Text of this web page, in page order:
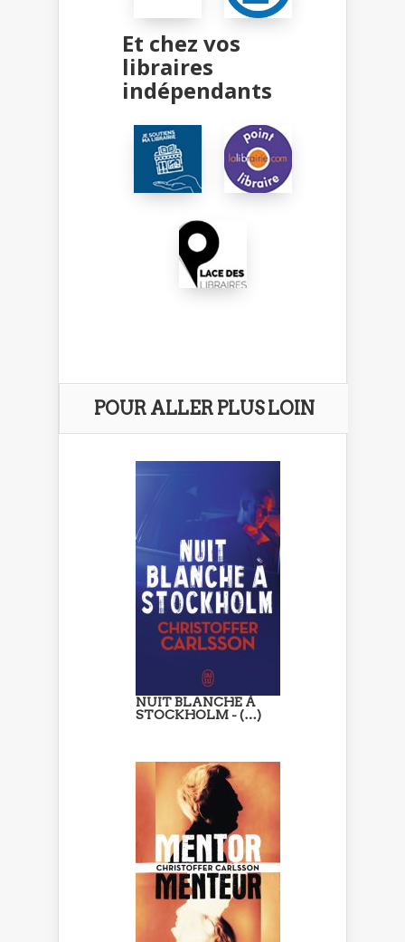
Et chez vos
libraires
indépendants
POUR ALLER PLUS LOIN
NUIT BLANCHE À
STOCKHOLM - (…)